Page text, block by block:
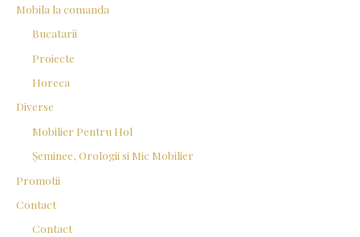
Mobila la comanda
Bucatarii
Proiecte
Horeca
Diverse
Mobilier Pentru Hol
Șeminee, Orologii si Mic Mobilier
Promotii
Contact
Contact